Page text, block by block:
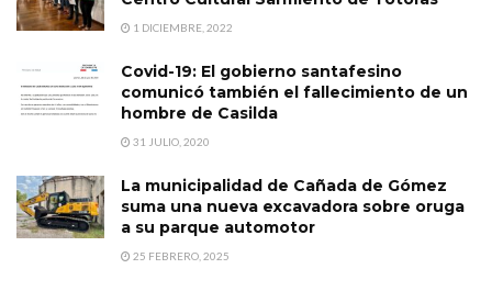
1 DICIEMBRE, 2022
Covid-19: El gobierno santafesino
comunicó también el fallecimiento de un
hombre de Casilda
31 JULIO, 2020
La municipalidad de Cañada de Gómez
suma una nueva excavadora sobre oruga
a su parque automotor
25 FEBRERO, 2025